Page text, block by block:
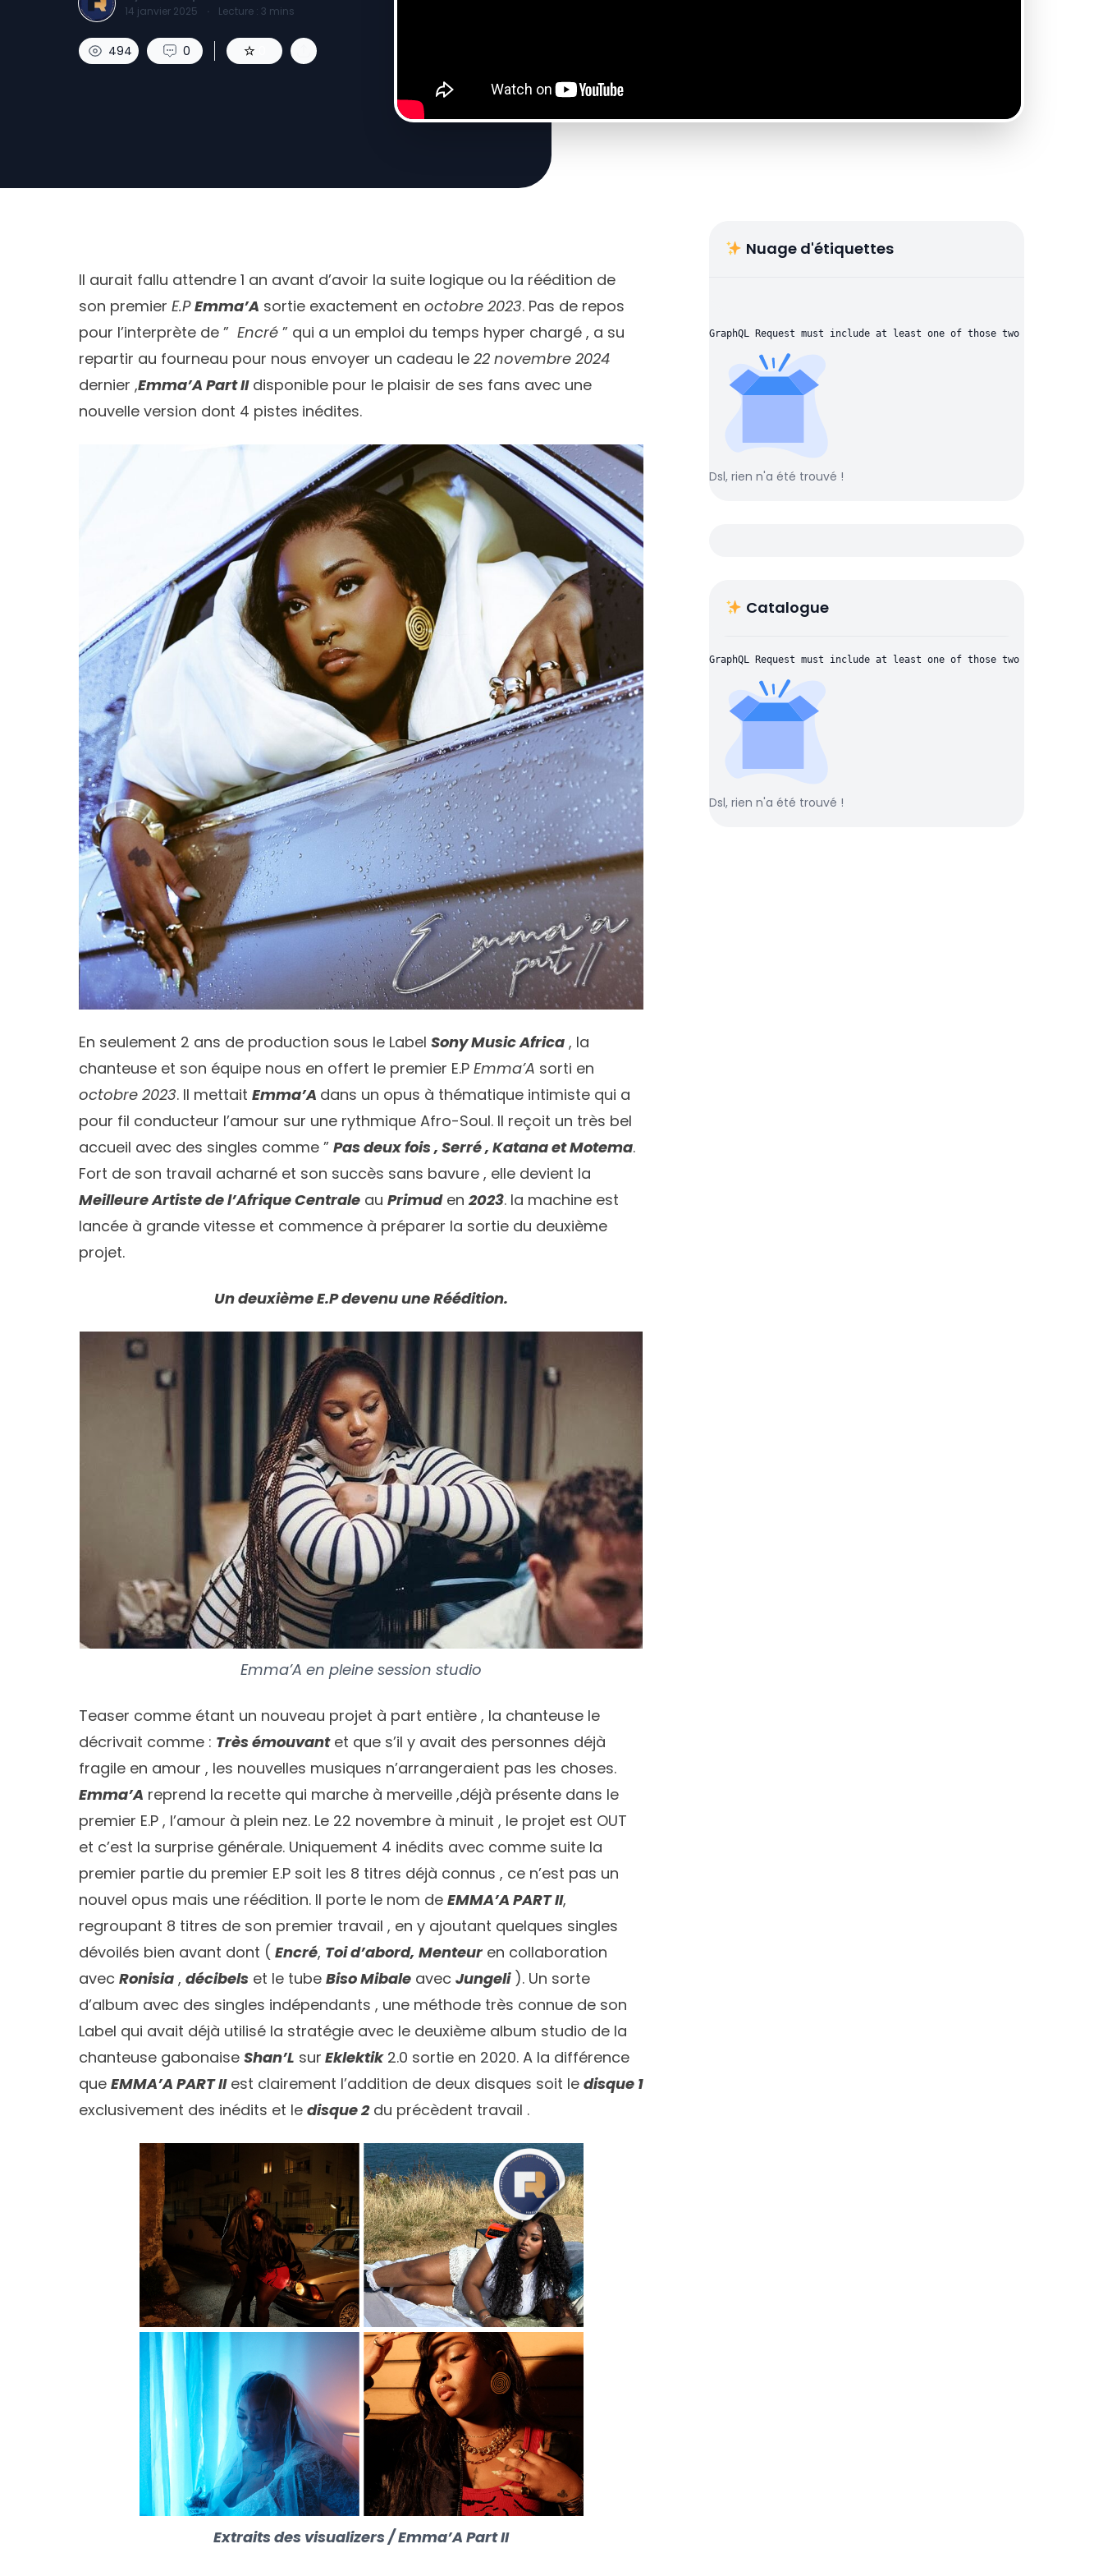
14 janvier 2025 · Lecture : 3 mins
494 0
Il aurait fallu attendre 1 an avant d’avoir la suite logique ou la réédition de
son premier E.PEmma’A sortie exactement en octobre 2023. Pas de repos
pour l’interprète de ” Encré ” qui a un emploi du temps hyper chargé , a su
repartir au fourneau pour nous envoyer un cadeau le 22 novembre 2024
dernier ,Emma’A Part IIdisponible pour le plaisir de ses fans avec une
nouvelle version dont 4 pistes inédites.
En seulement 2 ans de production sous le Label Sony Music Africa , la
chanteuse et son équipe nous en offert le premier E.P Emma’A sorti en
octobre 2023. Il mettait Emma’A dans un opus à thématique intimiste qui a
pour fil conducteur l’amour sur une rythmique Afro-Soul. Il reçoit un très bel
accueil avec des singles comme ” Pas deux fois , Serré , Katana et Motema.
Fort de son travail acharné et son succès sans bavure , elle devient la
Meilleure Artiste de l’Afrique Centrale au Primuden 2023. la machine est
lancée à grande vitesse et commence à préparer la sortie du deuxième
projet.
Un deuxième E.P devenu une Réédition.
Emma’A en pleine session studio
Teaser comme étant un nouveau projet à part entière , la chanteuse le
décrivait comme : Très émouvantet que s’il y avait des personnes déjà
fragile en amour , les nouvelles musiques n’arrangeraient pas les choses.
Emma’A reprend la recette qui marche à merveille ,déjà présente dans le
premier E.P , l’amour à plein nez. Le 22 novembre à minuit , le projet est OUT
et c’est la surprise générale. Uniquement 4 inédits avec comme suite la
premier partie du premier E.P soit les 8 titres déjà connus , ce n’est pas un
nouvel opus mais une réédition. Il porte le nom de EMMA’A PART II,
regroupant 8 titres de son premier travail , en y ajoutant quelques singles
dévoilés bien avant dont ( Encré, Toi d’abord, Menteur en collaboration
avec Ronisia , décibels et le tube Biso Mibale avec Jungeli). Un sorte
d’album avec des singles indépendants , une méthode très connue de son
Label qui avait déjà utilisé la stratégie avec le deuxième album studio de la
chanteuse gabonaise Shan’L sur Eklektik2.0 sortie en 2020. A la différence
que EMMA’A PART IIest clairement l’addition de deux disques soit le disque 1
exclusivement des inédits et le disque 2du précèdent travail .
Extraits des visualizers / Emma’A Part II
Nuage d'étiquettes
GraphQL Request must include at least one of those two parameters:
Dsl, rien n'a été trouvé !
Catalogue
GraphQL Request must include at least one of those two parameters:
Dsl, rien n'a été trouvé !